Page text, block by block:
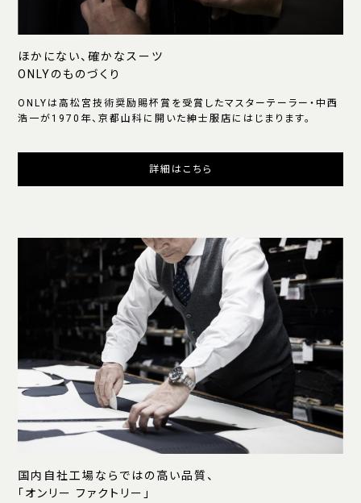
ほかにない、確かなスーツ
ONLYのものづくり
ONLYは高松宮技術奨励賜杯賞を受賞したマスターテーラー・中西
浩一が1970年、京都山科に開いた紳士服店にはじまります。
詳細はこちら
国内自社工場ならではの高い品質、
「オンリー ファクトリー」